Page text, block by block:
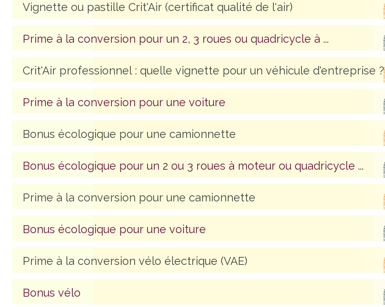
Vignette ou pastille Crit'Air (certificat qualité de l'air)
Prime à la conversion pour un 2, 3 roues ou quadricycle à ...
Crit'Air professionnel : quelle vignette pour un véhicule d'entreprise ?
Prime à la conversion pour une voiture
Bonus écologique pour une camionnette
Bonus écologique pour un 2 ou 3 roues à moteur ou quadricycle ...
Prime à la conversion pour une camionnette
Bonus écologique pour une voiture
Prime à la conversion vélo électrique (VAE)
Bonus vélo